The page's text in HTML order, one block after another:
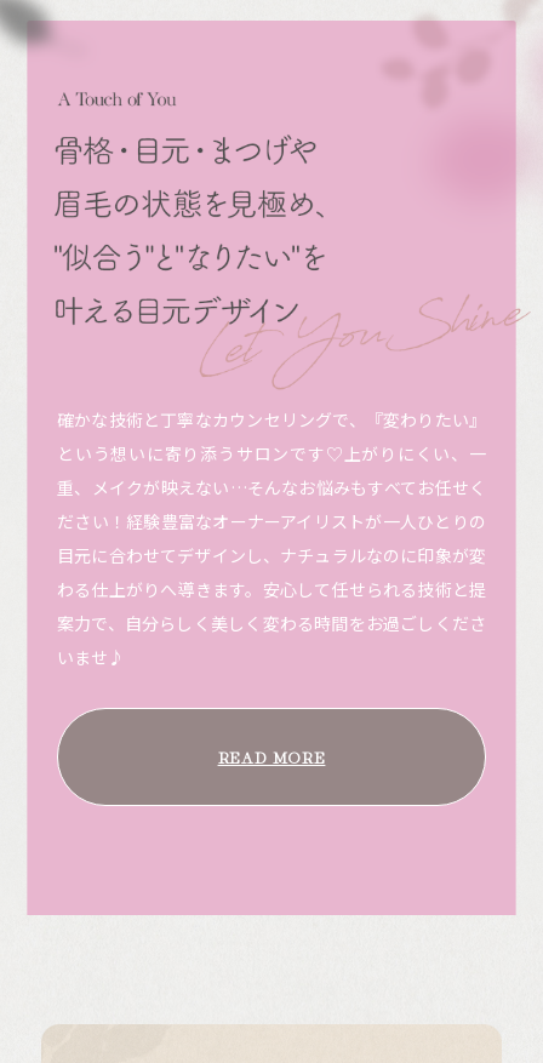
確かな技術と丁寧なカウンセリングで、『変わりたい』
という想いに寄り添うサロンです♡上がりにくい、一
重、メイクが映えない…そんなお悩みもすべてお任せく
ださい！経験豊富なオーナーアイリストが一人ひとりの
目元に合わせてデザインし、ナチュラルなのに印象が変
わる仕上がりへ導きます。安心して任せられる技術と提
案力で、自分らしく美しく変わる時間をお過ごしくださ
いませ♪
READ MORE